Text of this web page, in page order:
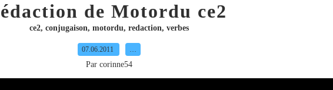
de Motordu ce2
ce2, conjugaison, motordu, redaction, verbes
07.06.2011 …
Par corinne54